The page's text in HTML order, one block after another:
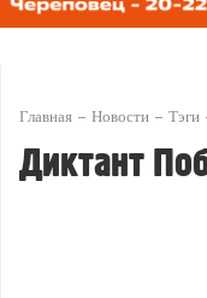
Главная Новости Тэги
Диктант